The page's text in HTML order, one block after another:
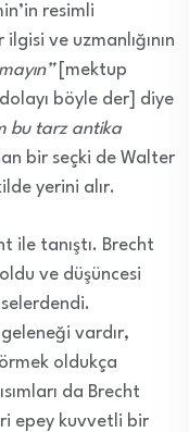
resimli
ve uzmanlığının
[mektup
böyle der] diye
bu tarz antika
bir seçki de Walter
yerini alır.
ile tanıştı. Brecht
ve düşüncesi
vardır,
oldukça
da Brecht
epey kuvvetli bir